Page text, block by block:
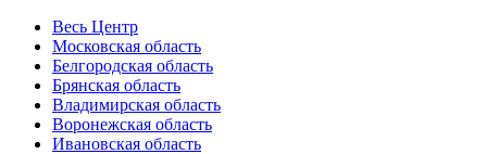
Весь Центр
Московская область
Белгородская область
Брянская область
Владимирская область
Воронежская область
Ивановская область